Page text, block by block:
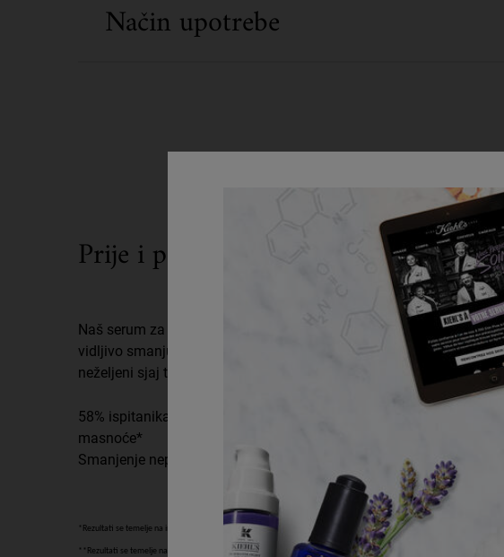
Način upotrebe
Before And After Ultra Pure High-Potency Serum Niacinamide
Prije i poslije
Naš serum za lice s niacinamidom za masnu kožu
vidljivo smanjuje višak masnoća na površini kože i
neželjeni sjaj te poboljšava izgled kože.
58% ispitanika je primijetilo trenutno smanjenje viška
masnoće*
Smanjenje nepravilnosti na koži unutar 2 tjedna**
*Rezultati se temelje na instrumentalnom ispitivanju, odmah nakon korištenja
**Rezultati se temelje na kliničkom ispitivanju, 51 osoba